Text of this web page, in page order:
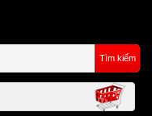
Tìm kiếm